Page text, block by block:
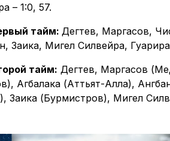
– 1:0, 57.
тайм: Дегтев, Маргасов,
Заика, Мигел Силвейра,
тайм: Дегтев, Маргасов
Агбалака (Аттьят-Алла),
Заика (Бурмистров), Мигел